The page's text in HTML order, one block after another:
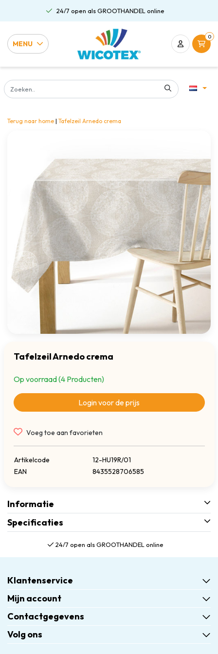
24/7 open als GROOTHANDEL online
MENU
0
Terug naar home | Tafelzeil Arnedo crema
Tafelzeil Arnedo crema
Op voorraad (4 Producten)
Login voor de prijs
Voeg toe aan favorieten
Artikelcode
12-HU19R/01
EAN
8435528706585
Informatie
Specificaties
24/7 open als GROOTHANDEL online
Klantenservice
Mijn account
Contactgegevens
Volg ons